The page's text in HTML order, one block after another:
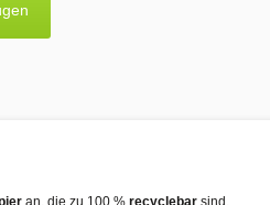
an, die zu 100 % recyclebar sind.